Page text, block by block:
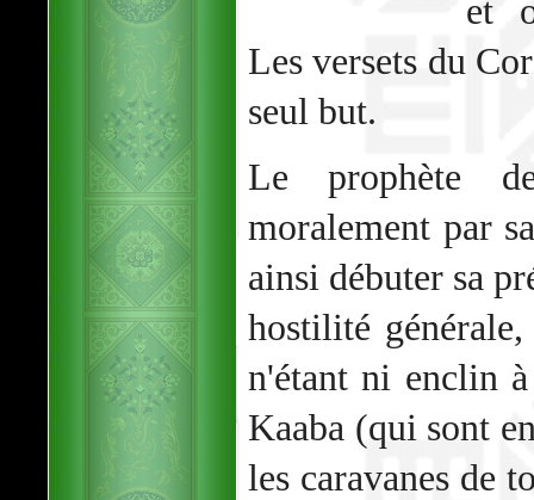
et
Les versets du
seul but.
Le prophète
moralement par
ainsi débuter sa
hostilité
n'étant ni enclin
Kaaba (qui sont
les caravanes de